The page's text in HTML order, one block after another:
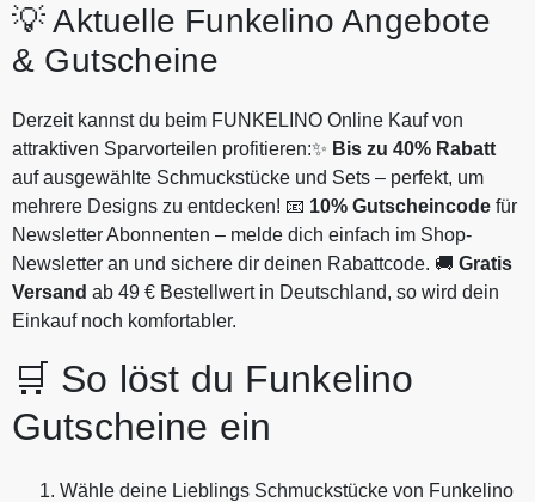
💡 Aktuelle Funkelino Angebote
& Gutscheine
Derzeit kannst du beim FUNKELINO Online Kauf von
attraktiven Sparvorteilen profitieren:✨ Bis zu 40% Rabatt
auf ausgewählte Schmuckstücke und Sets – perfekt, um
mehrere Designs zu entdecken! 📧 10% Gutscheincode für
Newsletter Abonnenten – melde dich einfach im Shop-
Newsletter an und sichere dir deinen Rabattcode. 🚚 Gratis
Versand ab 49 € Bestellwert in Deutschland, so wird dein
Einkauf noch komfortabler.
🛒 So löst du Funkelino
Gutscheine ein
Wähle deine Lieblings Schmuckstücke von Funkelino